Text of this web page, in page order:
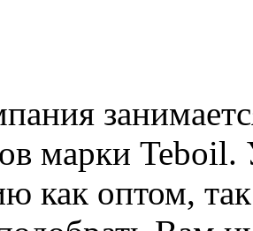
марки
как оптом,